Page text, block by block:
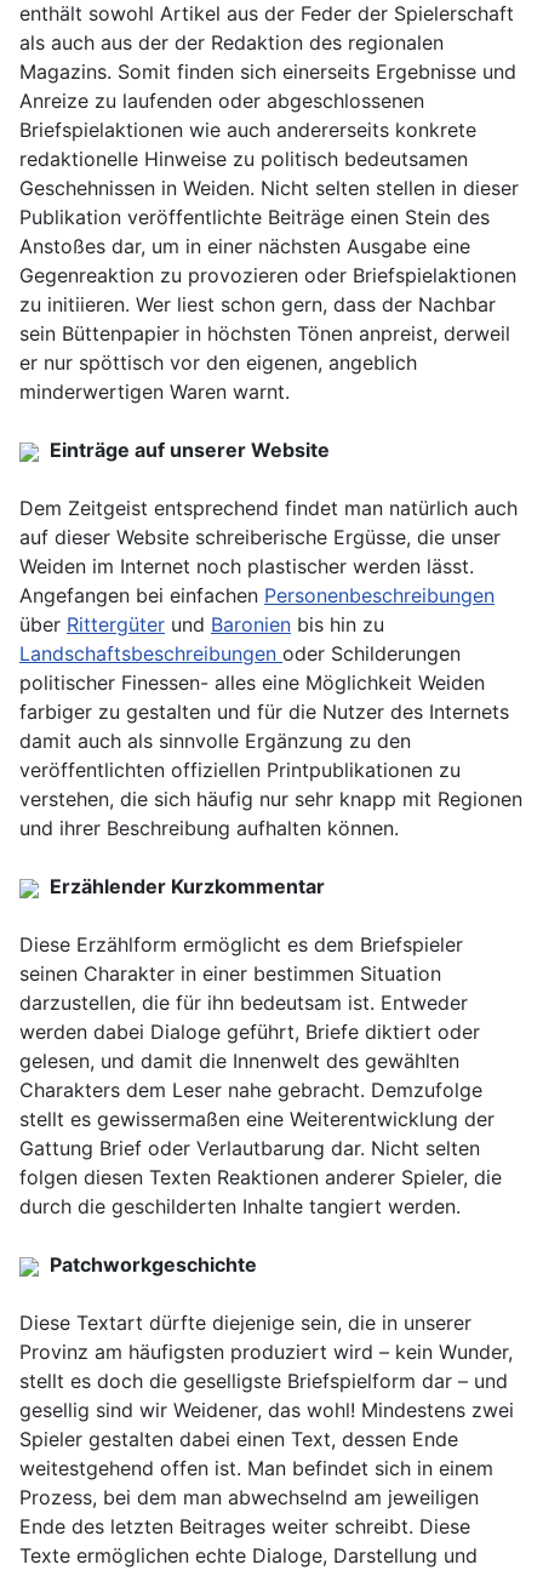
enthält sowohl Artikel aus der Feder der Spielerschaft
als auch aus der der Redaktion des regionalen
Magazins. Somit finden sich einerseits Ergebnisse und
Anreize zu laufenden oder abgeschlossenen
Briefspielaktionen wie auch andererseits konkrete
redaktionelle Hinweise zu politisch bedeutsamen
Geschehnissen in Weiden. Nicht selten stellen in dieser
Publikation veröffentlichte Beiträge einen Stein des
Anstoßes dar, um in einer nächsten Ausgabe eine
Gegenreaktion zu provozieren oder Briefspielaktionen
zu initiieren. Wer liest schon gern, dass der Nachbar
sein Büttenpapier in höchsten Tönen anpreist, derweil
er nur spöttisch vor den eigenen, angeblich
minderwertigen Waren warnt.
Einträge auf unserer Website
Dem Zeitgeist entsprechend findet man natürlich auch
auf dieser Website schreiberische Ergüsse, die unser
Weiden im Internet noch plastischer werden lässt.
Angefangen bei einfachen Personenbeschreibungen
über Rittergüter und Baronien bis hin zu
Landschaftsbeschreibungen oder Schilderungen
politischer Finessen- alles eine Möglichkeit Weiden
farbiger zu gestalten und für die Nutzer des Internets
damit auch als sinnvolle Ergänzung zu den
veröffentlichten offiziellen Printpublikationen zu
verstehen, die sich häufig nur sehr knapp mit Regionen
und ihrer Beschreibung aufhalten können.
Erzählender Kurzkommentar
Diese Erzählform ermöglicht es dem Briefspieler
seinen Charakter in einer bestimmen Situation
darzustellen, die für ihn bedeutsam ist. Entweder
werden dabei Dialoge geführt, Briefe diktiert oder
gelesen, und damit die Innenwelt des gewählten
Charakters dem Leser nahe gebracht. Demzufolge
stellt es gewissermaßen eine Weiterentwicklung der
Gattung Brief oder Verlautbarung dar. Nicht selten
folgen diesen Texten Reaktionen anderer Spieler, die
durch die geschilderten Inhalte tangiert werden.
Patchworkgeschichte
Diese Textart dürfte diejenige sein, die in unserer
Provinz am häufigsten produziert wird – kein Wunder,
stellt es doch die geselligste Briefspielform dar – und
gesellig sind wir Weidener, das wohl! Mindestens zwei
Spieler gestalten dabei einen Text, dessen Ende
weitestgehend offen ist. Man befindet sich in einem
Prozess, bei dem man abwechselnd am jeweiligen
Ende des letzten Beitrages weiter schreibt. Diese
Texte ermöglichen echte Dialoge, Darstellung und